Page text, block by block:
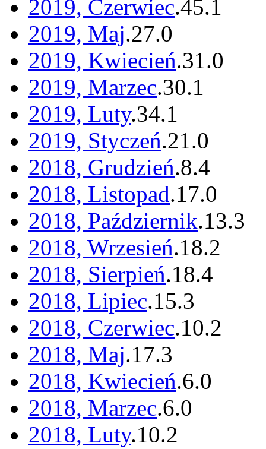
2019, Czerwiec.45.1
2019, Maj.27.0
2019, Kwiecień.31.0
2019, Marzec.30.1
2019, Luty.34.1
2019, Styczeń.21.0
2018, Grudzień.8.4
2018, Listopad.17.0
2018, Październik.13.3
2018, Wrzesień.18.2
2018, Sierpień.18.4
2018, Lipiec.15.3
2018, Czerwiec.10.2
2018, Maj.17.3
2018, Kwiecień.6.0
2018, Marzec.6.0
2018, Luty.10.2